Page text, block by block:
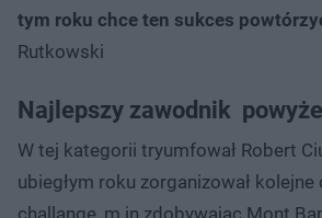
tym roku chce ten sukces
Rutkowski
Najlepszy zawodnik
W tej kategorii tryumfował Robert
ubiegłym roku zorganizował
challange, m.in zdobywając Mont